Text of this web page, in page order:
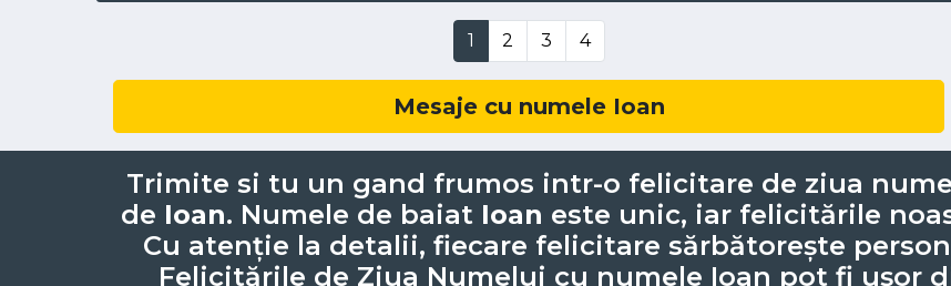
1 2 3 4
Mesaje cu numele Ioan
Trimite si tu un gand frumos intr-o felicitare de ziua
de Ioan. Numele de baiat Ioan este unic, iar felicitările
Cu atenție la detalii, fiecare felicitare sărbătorește
Felicitările de Ziua Numelui cu numele Ioan pot fi ușor